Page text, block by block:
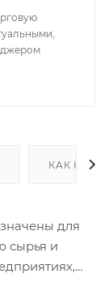
КАК
для
сырья и